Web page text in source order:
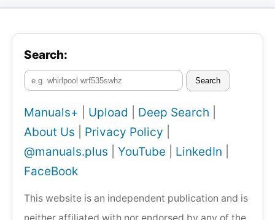
Search:
Search
Manuals+ Upload Deep Search
About Us
Privacy Policy
@manuals.plus
YouTube LinkedIn
FaceBook
This website is an independent publication and is